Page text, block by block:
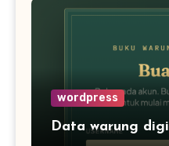
wordpress
Data warung